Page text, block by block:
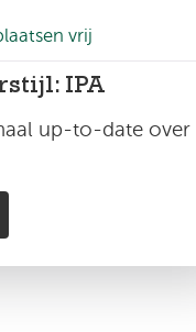
vrij
IPA
up-to-date over